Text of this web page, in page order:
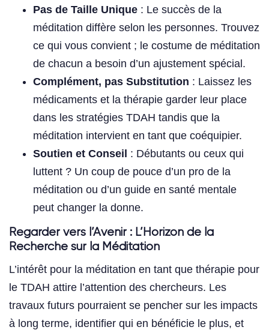
Pas de Taille Unique : Le succès de la
méditation diffère selon les personnes. Trouvez
ce qui vous convient ; le costume de méditation
de chacun a besoin d’un ajustement spécial.
Complément, pas Substitution : Laissez les
médicaments et la thérapie garder leur place
dans les stratégies TDAH tandis que la
méditation intervient en tant que coéquipier.
Soutien et Conseil : Débutants ou ceux qui
luttent ? Un coup de pouce d’un pro de la
méditation ou d’un guide en santé mentale
peut changer la donne.
Regarder vers l’Avenir : L’Horizon de la
Recherche sur la Méditation
L’intérêt pour la méditation en tant que thérapie pour
le TDAH attire l’attention des chercheurs. Les
travaux futurs pourraient se pencher sur les impacts
à long terme, identifier qui en bénéficie le plus, et